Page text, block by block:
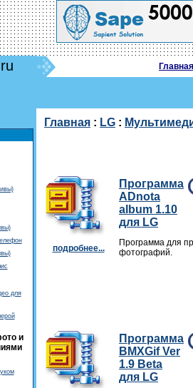
Главная
для
и
Главная : LG :
подробнее...
Программа
ADnota
album 1.10
для LG
Программа для
фотографий.
Программа
BMXGif Ver
1.9 Beta
для LG